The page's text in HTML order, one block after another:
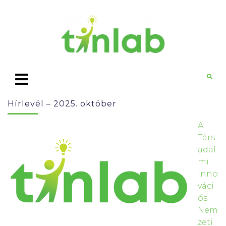
Hírlevél – 2025. október
A
Társ
adal
mi
Inno
váci
ós
Nem
zeti